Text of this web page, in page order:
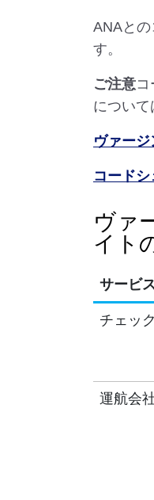
ANAと
す。
ご注意
について
ヴァー
コード
ヴァ
イト
サービ
チェッ
運航会